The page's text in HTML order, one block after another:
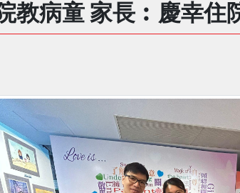
教病童 家長︰慶幸住